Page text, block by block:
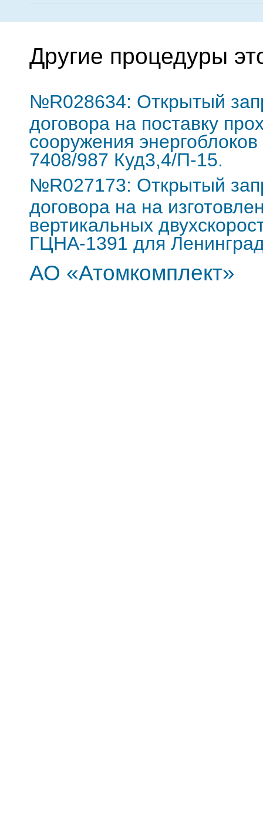
Другие процедуры
№R028634: Открытый
договора на поставку
сооружения
7408/987 Куд3,4/П-15.
№R027173: Открытый
договора на на
вертикальных
ГЦНА-1391 для
АО «Атомкомплект»